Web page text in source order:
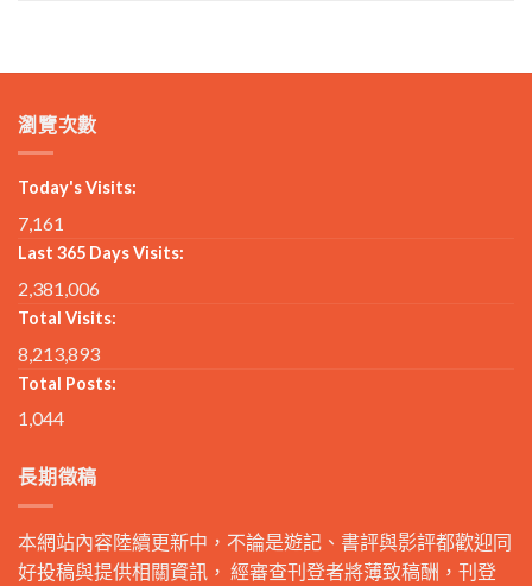
瀏覽次數
Today's Visits:
7,161
Last 365 Days Visits:
2,381,006
Total Visits:
8,213,893
Total Posts:
1,044
長期徵稿
本網站內容陸續更新中，不論是遊記、書評與影評都歡迎同
好投稿與提供相關資訊， 經審查刊登者將薄致稿酬，刊登